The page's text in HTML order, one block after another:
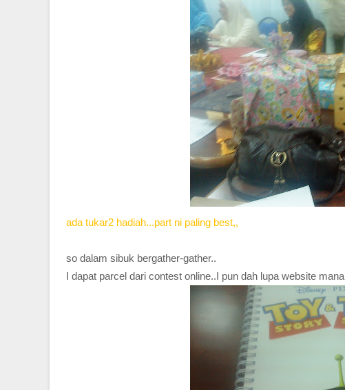
ada tukar2 hadiah...part ni paling best,,
so dalam sibuk bergather-gather..
I dapat parcel dari contest online..I pun dah lupa website mana